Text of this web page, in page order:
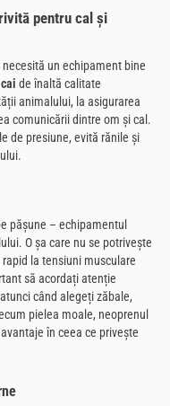
pentru cal și
un echipament bine
de înaltă calitate
animalului, la asigurarea
comunicării dintre om și cal.
de presiune, evită rănile și
pășune – echipamentul
O șa care nu se potrivește
la tensiuni musculare
să acordați atenție
când alegeți zăbale,
pielea moale, neoprenul
în ceea ce privește